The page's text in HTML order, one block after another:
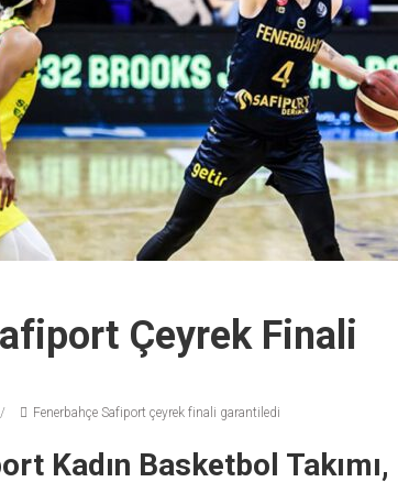
Çeyrek Finali
Fenerbahçe Safiport çeyrek finali garantiledi
Kadın Basketbol Takımı,